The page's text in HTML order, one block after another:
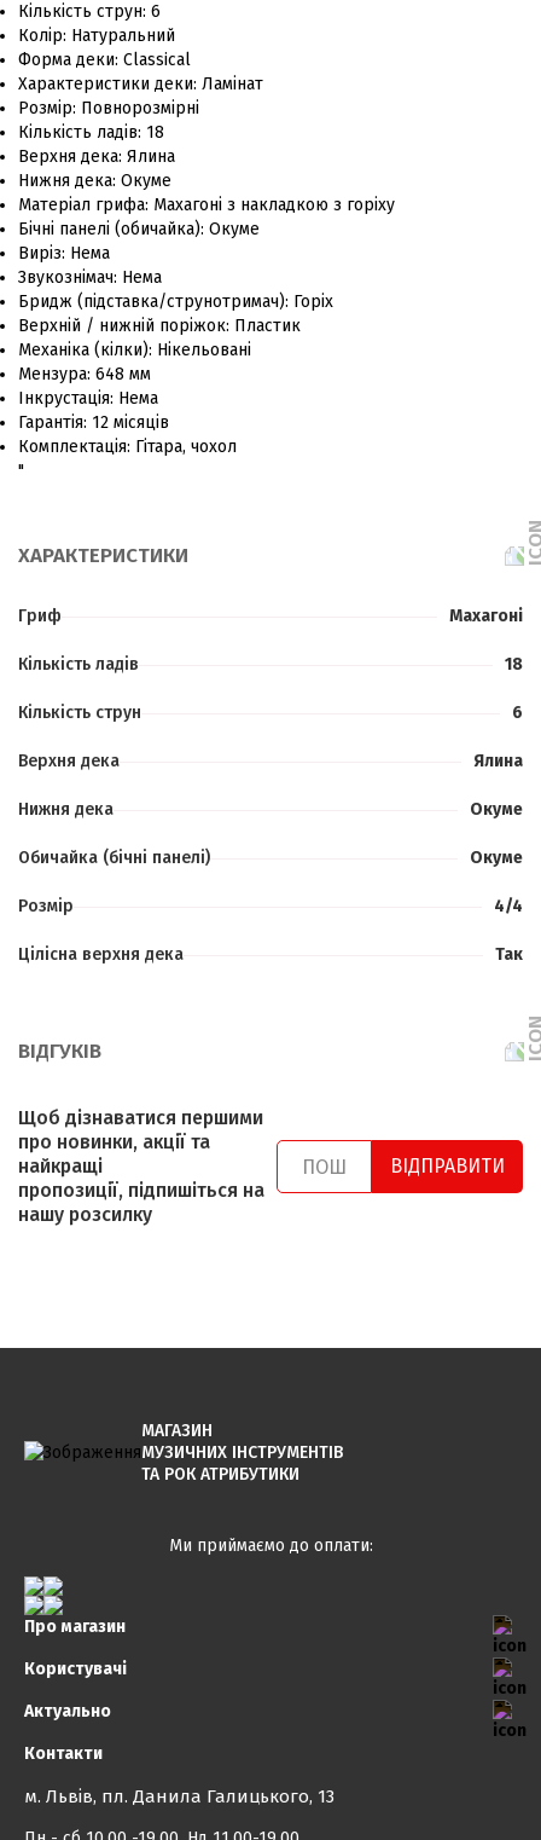
Кількість струн: 6
Колір: Натуральний
Форма деки: Classical
Характеристики деки: Ламінат
Розмір: Повнорозмірні
Кількість ладів: 18
Верхня дека: Ялина
Нижня дека: Окуме
Матеріал грифа: Махагоні з накладкою з горіху
Бічні панелі (обичайка): Окуме
Виріз: Нема
Звукознімач: Нема
Бридж (підставка/струнотримач): Горіх
Верхній / нижній поріжок: Пластик
Механіка (кілки): Нікельовані
Мензура: 648 мм
Інкрустація: Нема
Гарантія: 12 місяців
Комплектація: Гітара, чохол
"
ХАРАКТЕРИСТИКИ
Гриф Махагоні
Кількість ладів 18
Кількість струн 6
Верхня дека Ялина
Нижня дека Окуме
Обичайка (бічні панелі) Окуме
Розмір 4/4
Цілісна верхня дека Так
ВІДГУКІВ
Щоб дізнаватися першими
про новинки, акції та
найкращі
пропозиції, підпишіться на
нашу розсилку
ВІДПРАВИТИ
МАГАЗИН
МУЗИЧНИХ ІНСТРУМЕНТІВ
ТА РОК АТРИБУТИКИ
Ми приймаємо до оплати:
Контакти
м. Львів, пл. Данила Галицького, 13
Про магазин
Користувачі
Актуально